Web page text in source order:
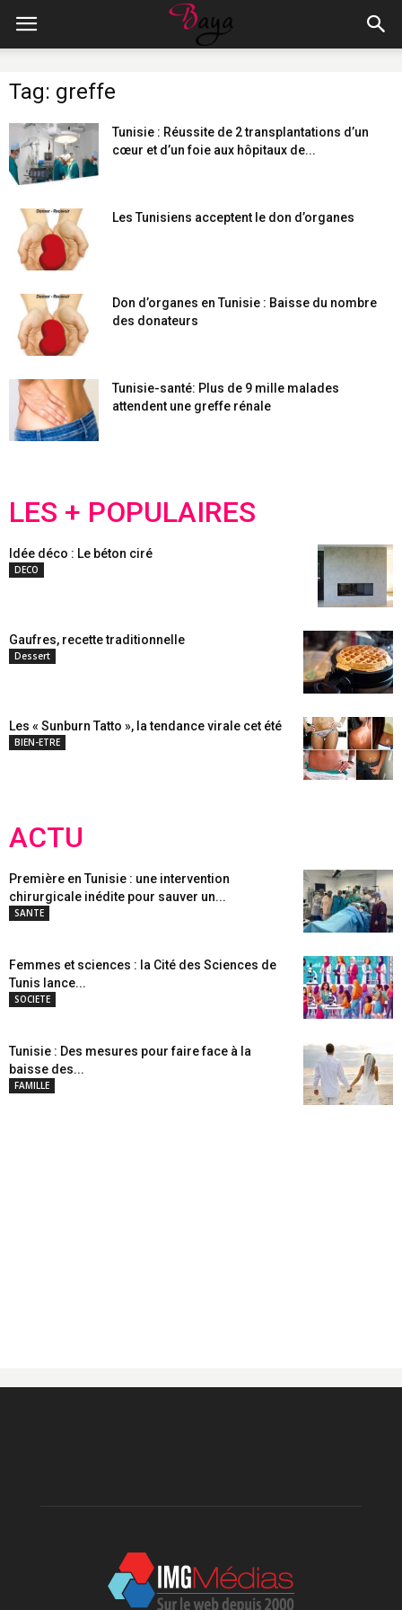
Tag: greffe
Tunisie : Réussite de 2 transplantations d’un
cœur et d’un foie aux hôpitaux de...
Les Tunisiens acceptent le don d’organes
Don d’organes en Tunisie : Baisse du nombre
des donateurs
Tunisie-santé: Plus de 9 mille malades
attendent une greffe rénale
LES + POPULAIRES
Idée déco : Le béton ciré
DECO
Gaufres, recette traditionnelle
Dessert
Les « Sunburn Tatto », la tendance virale cet été
BIEN-ETRE
ACTU
Première en Tunisie : une intervention
chirurgicale inédite pour sauver un...
SANTE
Femmes et sciences : la Cité des Sciences de
Tunis lance...
SOCIETE
Tunisie : Des mesures pour faire face à la
baisse des...
FAMILLE